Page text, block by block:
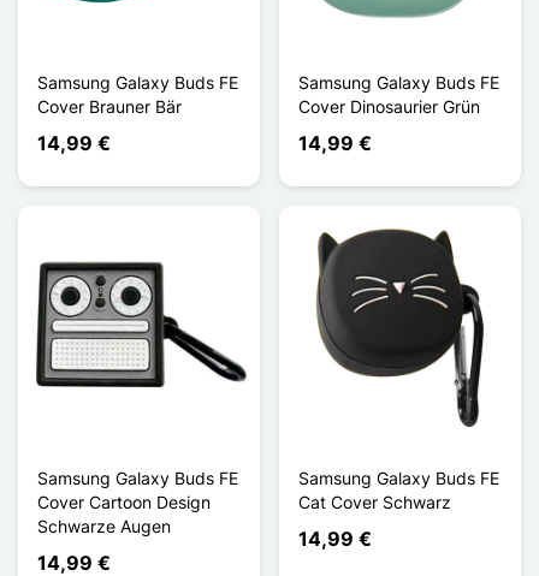
Samsung Galaxy Buds FE
Cover Brauner Bär
14,99 €
Samsung Galaxy Buds FE
Cover Dinosaurier Grün
14,99 €
Samsung Galaxy Buds FE
Cover Cartoon Design
Schwarze Augen
14,99 €
Samsung Galaxy Buds FE
Cat Cover Schwarz
14,99 €